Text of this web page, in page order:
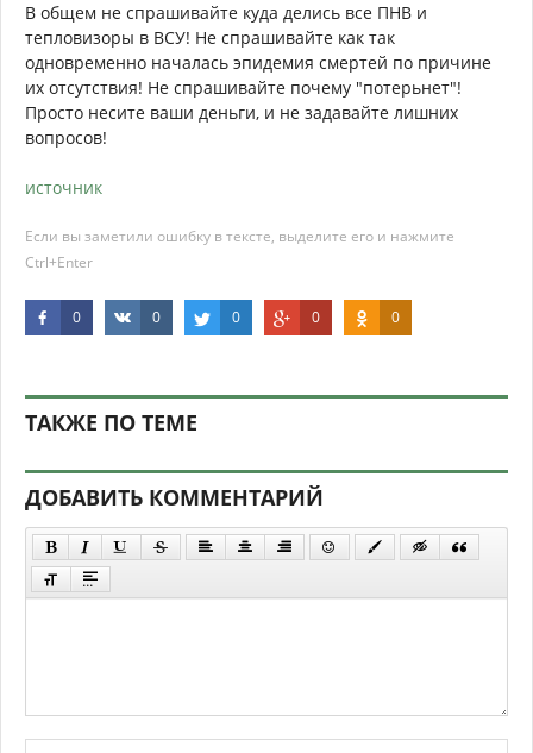
В общем не спрашивайте куда делись все ПНВ и
тепловизоры в ВСУ! Не спрашивайте как так
одновременно началась эпидемия смертей по причине
их отсутствия! Не спрашивайте почему "потерьнет"!
Просто несите ваши деньги, и не задавайте лишних
вопросов!
источник
Если вы заметили ошибку в тексте, выделите его и нажмите
Ctrl+Enter
0 0 0 0 0
ТАКЖЕ ПО ТЕМЕ
ДОБАВИТЬ КОММЕНТАРИЙ